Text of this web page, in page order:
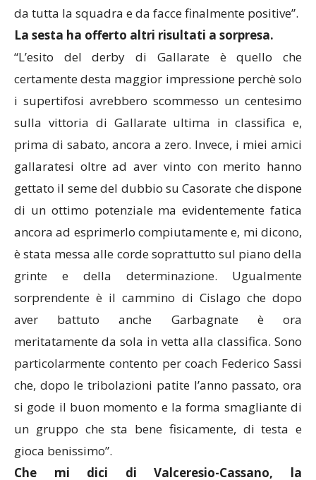
da tutta la squadra e da facce finalmente positive”.
La sesta ha offerto altri risultati a sorpresa.
“L’esito del derby di Gallarate è quello che
certamente desta maggior impressione perchè solo
i supertifosi avrebbero scommesso un centesimo
sulla vittoria di Gallarate ultima in classifica e,
prima di sabato, ancora a zero. Invece, i miei amici
gallaratesi oltre ad aver vinto con merito hanno
gettato il seme del dubbio su Casorate che dispone
di un ottimo potenziale ma evidentemente fatica
ancora ad esprimerlo compiutamente e, mi dicono,
è stata messa alle corde soprattutto sul piano della
grinte e della determinazione. Ugualmente
sorprendente è il cammino di Cislago che dopo
aver battuto anche Garbagnate è ora
meritatamente da sola in vetta alla classifica. Sono
particolarmente contento per coach Federico Sassi
che, dopo le tribolazioni patite l’anno passato, ora
si gode il buon momento e la forma smagliante di
un gruppo che sta bene fisicamente, di testa e
gioca benissimo”.
Che mi dici di Valceresio-Cassano, la